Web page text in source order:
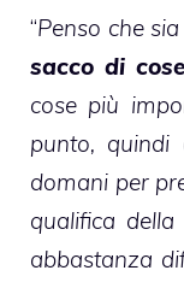
“Penso che
sacco di
cose più
punto, quindi
domani per
qualifica
abbastanza